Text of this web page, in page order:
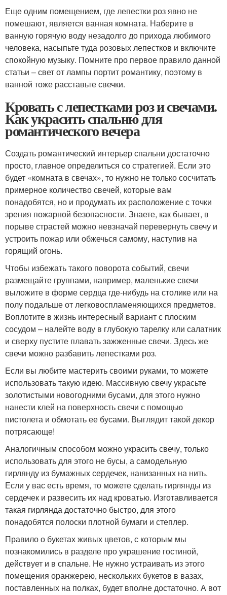
Еще одним помещением, где лепестки роз явно не
помешают, является ванная комната. Наберите в
ванную горячую воду незадолго до прихода любимого
человека, насыпьте туда розовых лепестков и включите
спокойную музыку. Помните про первое правило данной
статьи – свет от лампы портит романтику, поэтому в
ванной тоже расставьте свечки.
Кровать с лепестками роз и свечами.
Как украсить спальню для
романтического вечера
Создать романтический интерьер спальни достаточно
просто, главное определиться со стратегией. Если это
будет «комната в свечах», то нужно не только сосчитать
примерное количество свечей, которые вам
понадобятся, но и продумать их расположение с точки
зрения пожарной безопасности. Знаете, как бывает, в
порыве страстей можно невзначай перевернуть свечу и
устроить пожар или обжечься самому, наступив на
горящий огонь.
Чтобы избежать такого поворота событий, свечи
размещайте группами, например, маленькие свечи
выложите в форме сердца где-нибудь на столике или на
полу подальше от легковоспламеняющихся предметов.
Воплотите в жизнь интересный вариант с плоским
сосудом – налейте воду в глубокую тарелку или салатник
и сверху пустите плавать зажженные свечи. Здесь же
свечи можно разбавить лепестками роз.
Если вы любите мастерить своими руками, то можете
использовать такую идею. Массивную свечу украсьте
золотистыми новогодними бусами, для этого нужно
нанести клей на поверхность свечи с помощью
пистолета и обмотать ее бусами. Выглядит такой декор
потрясающе!
Аналогичным способом можно украсить свечу, только
использовать для этого не бусы, а самодельную
гирлянду из бумажных сердечек, нанизанных на нить.
Если у вас есть время, то можете сделать гирлянды из
сердечек и развесить их над кроватью. Изготавливается
такая гирлянда достаточно быстро, для этого
понадобятся полоски плотной бумаги и степлер.
Правило о букетах живых цветов, с которым мы
познакомились в разделе про украшение гостиной,
действует и в спальне. Не нужно устраивать из этого
помещения оранжерею, нескольких букетов в вазах,
поставленных на полках, будет вполне достаточно. А вот